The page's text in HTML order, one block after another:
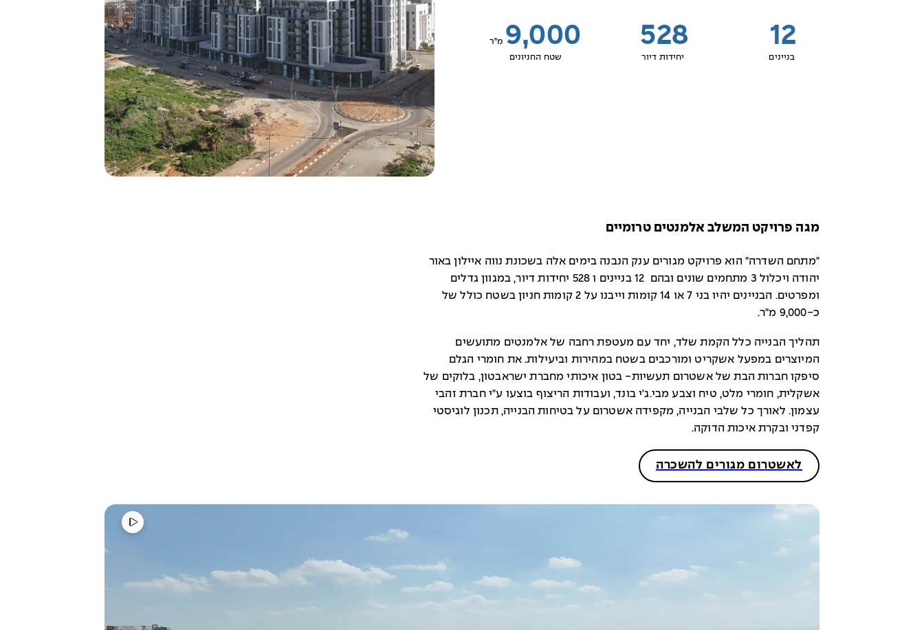
12
בניינים
528
יחידות דיור
9,000 מ"ר
שטח החניונים
מגה פרויקט המשלב אלמנטים טרומיים
"מתחם השדרה" הוא פרויקט מגורים ענק הנבנה בימים אלה בשכונת נווה איילון באור
יהודה ויכלול 3 מתחמים שונים ובהם 12 בניינים ו 528 יחידות דיור, במגוון גדלים
ומפרטים. הבניינים יהיו בני 7 או 14 קומות וייבנו על 2 קומות חניון בשטח כולל של
כ-9,000 מ"ר.
תהליך הבנייה כלל הקמת שלד, יחד עם מעטפת רחבה של אלמנטים מתועשים
המיוצרים במפעל אשקריט ומורכבים בשטח במהירות וביעילות. את חומרי הגלם
סיפקו חברות הבת של אשטרום תעשיות- בטון איכותי מחברת ישראבטון, בלוקים של
אשקלית, חומרי מלט, טיח וצבע מבי.ג'י בונד, ועבודות הריצוף בוצעו ע"י חברת זהבי
עצמון. לאורך כל שלבי הבנייה, מקפידה אשטרום על בטיחות הבנייה, תכנון לוגיסטי
קפדני ובקרת איכות הדוקה.
לאשטרום מגורים להשכרה